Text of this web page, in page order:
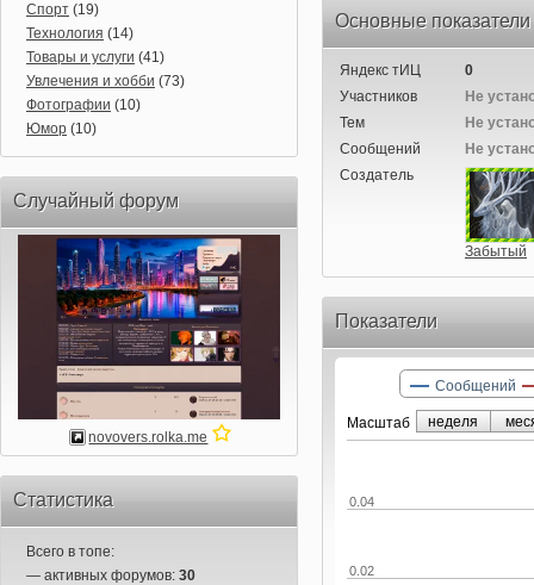
Спорт (19)
Технология (14)
Товары и услуги (41)
Увлечения и хобби (73)
Фотографии (10)
Юмор (10)
Случайный форум
novovers.rolka.me
Статистика
Всего в топе:
— активных форумов: 30
Основные
Яндекс тИЦ
0
Участников
Не
Тем
Не
Сообщений
Не
Создатель
Забытый
Показатели
Маcштаб
0.02
0.04
Сообщений
неделя